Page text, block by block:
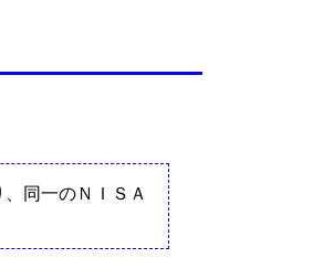
同一のＮＩＳＡ